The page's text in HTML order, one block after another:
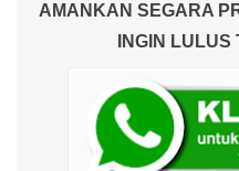
AMANKAN SEGARA
INGIN